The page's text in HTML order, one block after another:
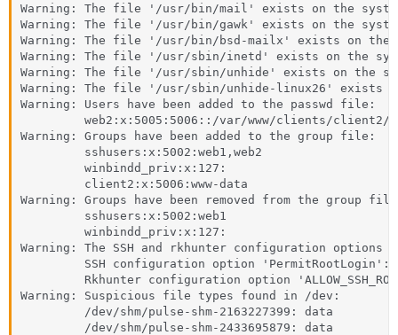
Warning: The file '/usr/bin/mail' exists on the
Warning: The file '/usr/bin/gawk' exists on the
Warning: The file '/usr/bin/bsd-mailx' exists on
Warning: The file '/usr/sbin/inetd' exists on the
Warning: The file '/usr/sbin/unhide' exists on the
Warning: The file '/usr/sbin/unhide-linux26'
Warning: Users have been added to the passwd file:
web2:x:5005:5006::/var/www/clients/client2/
Warning: Groups have been added to the group file:
         sshusers:x:5002:web1,web2
         winbindd_priv:x:127:
         client2:x:5006:www-data
Warning: Groups have been removed from the group
         sshusers:x:5002:web1
         winbindd_priv:x:127:
Warning: The SSH and rkhunter configuration options
SSH configuration option 'PermitRootLogin':
Rkhunter configuration option
Warning: Suspicious file types found in /dev:
         /dev/shm/pulse-shm-2163227399: data
         /dev/shm/pulse-shm-2433695879: data